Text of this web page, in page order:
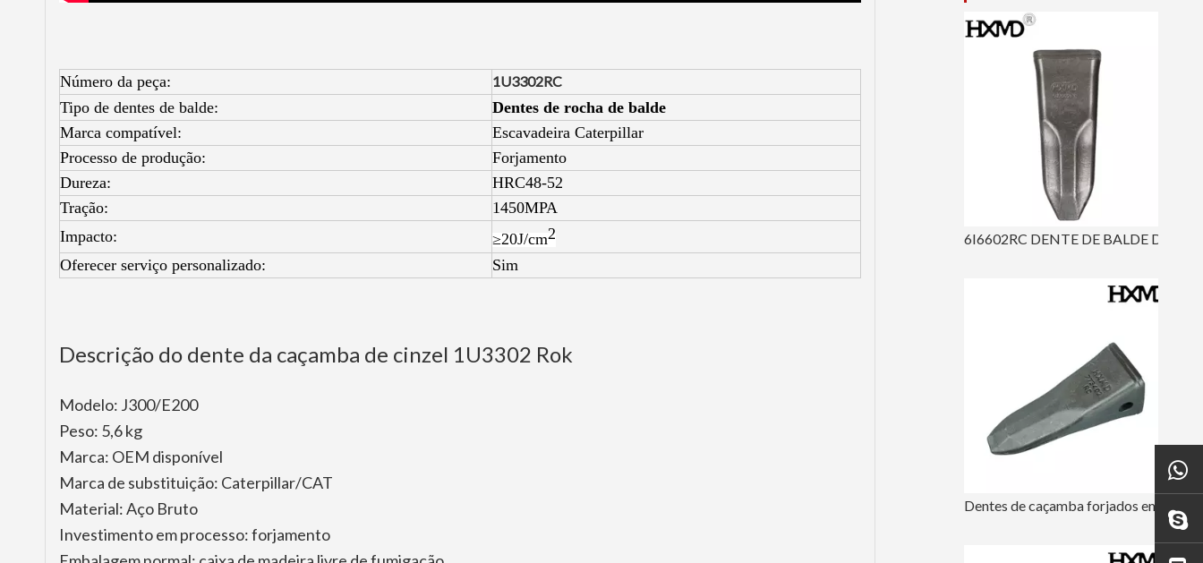
Número da peça: 1U3302RC
Tipo de dentes de balde:
Dentes de rocha de balde
Marca compatível:
Escavadeira Caterpillar
Processo de produção:
Forjamento
Dureza:
HRC48-52
Tração:
1450MPA
Impacto:
≥20J/cm2
Oferecer serviço personalizado:
Sim
Descrição do dente da caçamba de cinzel 1U3302 Rok
Modelo: J300/E200
Peso: 5,6 kg
Marca: OEM disponível
Marca de substituição: Caterpillar/CAT
Material: Aço Bruto
Investimento em processo: forjamento
Dentes de caçamba forjados em rocha de aço de liga personalizada 7T3402RC